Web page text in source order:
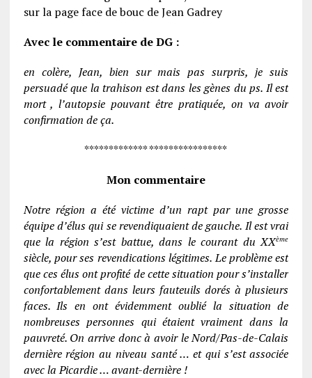
sur la page face de bouc de Jean Gadrey
Avec le commentaire de DG :
en colère, Jean, bien sur mais pas surpris, je suis
persuadé que la trahison est dans les gènes du ps. Il est
mort , l’autopsie pouvant être pratiquée, on va avoir
confirmation de ça.
************* ****************
Mon commentaire
Notre région a été victime d’un rapt par une grosse
équipe d’élus qui se revendiquaient de gauche. Il est vrai
que la région s’est battue, dans le courant du XXème
siècle, pour ses revendications légitimes. Le problème est
que ces élus ont profité de cette situation pour s’installer
confortablement dans leurs fauteuils dorés à plusieurs
faces. Ils en ont évidemment oublié la situation de
nombreuses personnes qui étaient vraiment dans la
pauvreté. On arrive donc à avoir le Nord/Pas-de-Calais
dernière région au niveau santé … et qui s’est associée
avec la Picardie … avant-dernière !